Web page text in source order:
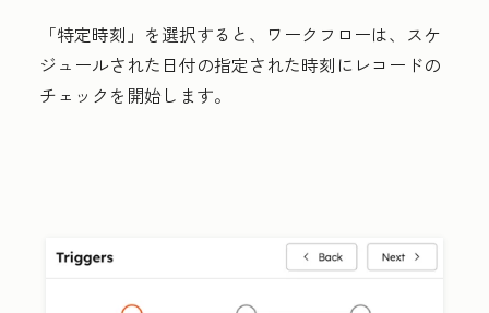
「特定時刻 」を選択すると、ワークフローは、スケ
ジュールされた日付の指定された時刻にレコードの
チェックを開始します。